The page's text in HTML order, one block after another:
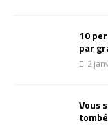
10
par
2
Vous